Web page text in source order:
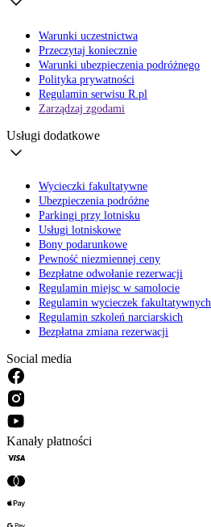
Warunki uczestnictwa
Przeczytaj koniecznie
Warunki ubezpieczenia podróżnego
Polityka prywatności
Regulamin serwisu R.pl
Zarządzaj zgodami
Usługi dodatkowe
Wycieczki fakultatywne
Ubezpieczenia podróżne
Parkingi przy lotnisku
Usługi lotniskowe
Bony podarunkowe
Pewność niezmiennej ceny
Bezpłatne odwołanie rezerwacji
Regulamin miejsc w samolocie
Regulamin wycieczek fakultatywnych
Regulamin szkoleń narciarskich
Bezpłatna zmiana rezerwacji
Social media
Kanały płatności